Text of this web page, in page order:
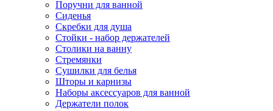
Поручни для ванной
Сиденья
Скребки для душа
Стойки - набор держателей
Столики на ванну
Стремянки
Сушилки для белья
Шторы и карнизы
Наборы аксессуаров для ванной
Держатели полок